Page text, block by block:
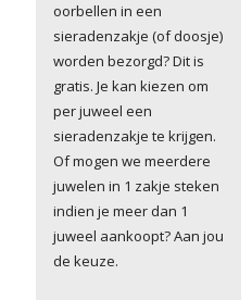
oorbellen in een
sieradenzakje (of doosje)
worden bezorgd? Dit is
gratis. Je kan kiezen om
per juweel een
sieradenzakje te krijgen.
Of mogen we meerdere
juwelen in 1 zakje steken
indien je meer dan 1
juweel aankoopt? Aan jou
de keuze.